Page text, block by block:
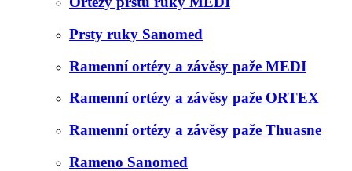
Prsty ruky Sanomed
Ramenní ortézy a závěsy paže MEDI
Ramenní ortézy a závěsy paže ORTEX
Ramenní ortézy a závěsy paže Thuasne
Rameno Sanomed